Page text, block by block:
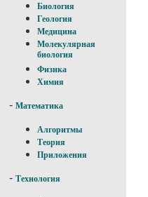
Биология
Геология
Медицина
Молекулярная
биология
Физика
Химия
- Математика
Алгоритмы
Теория
Приложения
- Технология